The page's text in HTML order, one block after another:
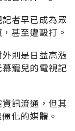
者早已成為眾
甚至遭毆打。
則是日益高漲
寵兒的電視記
訊流通，但其
化的媒體。